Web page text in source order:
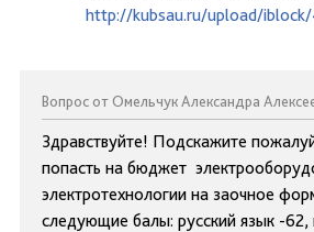
http://kubsau.ru/upload/
Вопрос от Омельчук Александра
Здравствуйте! Подскажите
попасть на бюджет
электротехнологии на заочное
следующие балы: русский язык -62,